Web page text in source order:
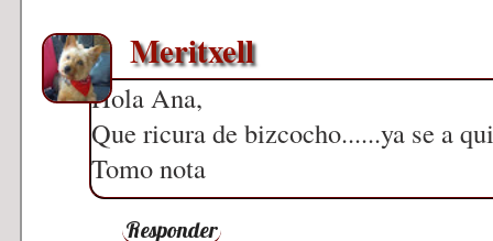
Meritxell
Hola Ana,
Que ricura de bizcocho......ya se a
Tomo nota
Responder